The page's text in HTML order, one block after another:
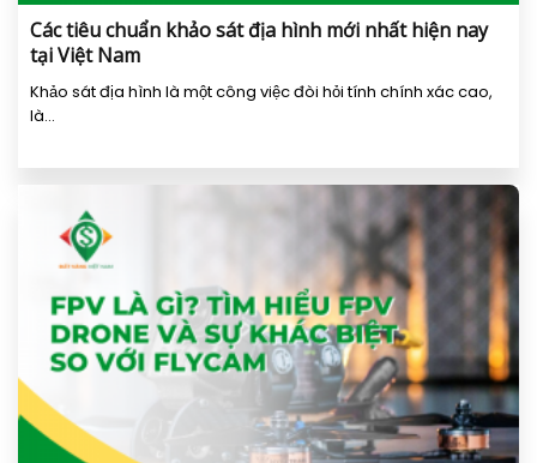
Các tiêu chuẩn khảo sát địa hình mới nhất hiện nay
tại Việt Nam
Khảo sát địa hình là một công việc đòi hỏi tính chính xác cao,
là...